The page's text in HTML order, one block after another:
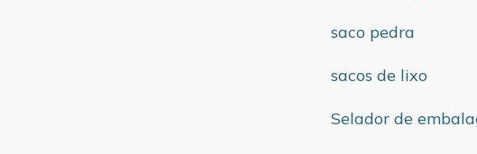
saco pedra
sacos de lixo
Selador de